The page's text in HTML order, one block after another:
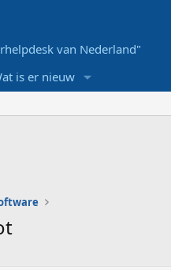
van Nederland"
is er nieuw